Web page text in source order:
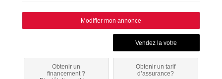
Modifier mon annonce
Obtenir un
financement ?
Obtenir un tarif
d’assurance?